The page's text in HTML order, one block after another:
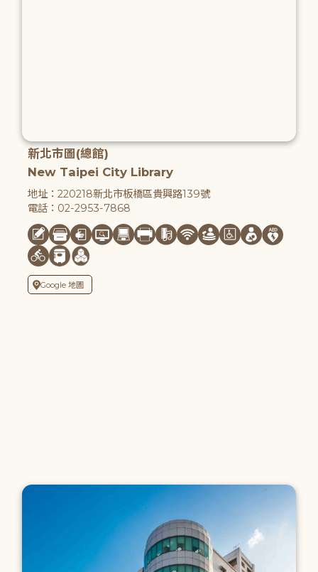
新北市圖(總館)
New Taipei City Library
地址：220218新北市板橋區貴興路139號
電話：02-2953-7868
Google 地圖